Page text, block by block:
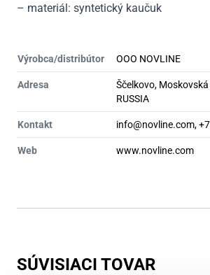
– materiál: syntetický kaučuk
Výrobca/distribútor OOO NOVLINE
Adresa
Ščelkovo,
RUSSIA
Kontakt info@novline.com,
Web www.novline.com
SÚVISIACI TOVAR